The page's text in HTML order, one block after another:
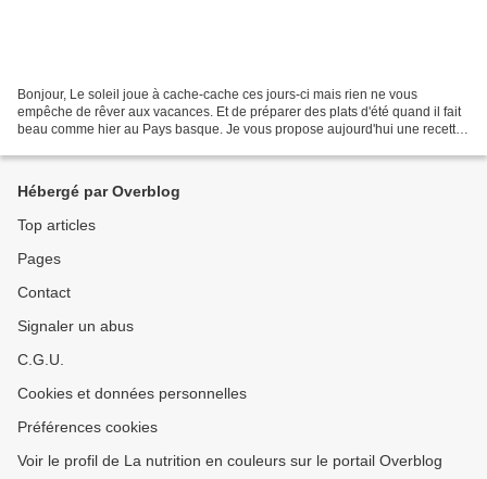
Bonjour, Le soleil joue à cache-cache ces jours-ci mais rien ne vous
empêche de rêver aux vacances. Et de préparer des plats d'été quand il fait
beau comme hier au Pays basque. Je vous propose aujourd'hui une recette
Hébergé par Overblog
Top articles
Pages
Contact
Signaler un abus
C.G.U.
Cookies et données personnelles
Préférences cookies
Voir le profil de La nutrition en couleurs sur le portail Overblog